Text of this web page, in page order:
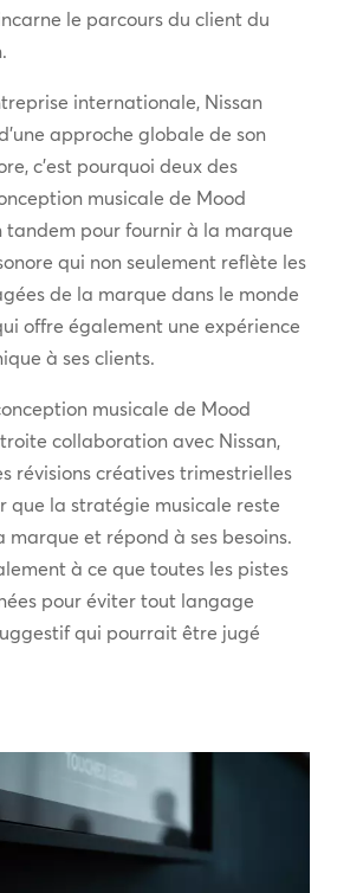
le parcours du client du
internationale, Nissan
approche globale de son
c’est pourquoi deux des
musicale de Mood
pour fournir à la marque
qui non seulement reflète les
de la marque dans le monde
offre également une expérience
à ses clients.
musicale de Mood
collaboration avec Nissan,
révisions créatives trimestrielles
que la stratégie musicale reste
marque et répond à ses besoins.
à ce que toutes les pistes
pour éviter tout langage
qui pourrait être jugé